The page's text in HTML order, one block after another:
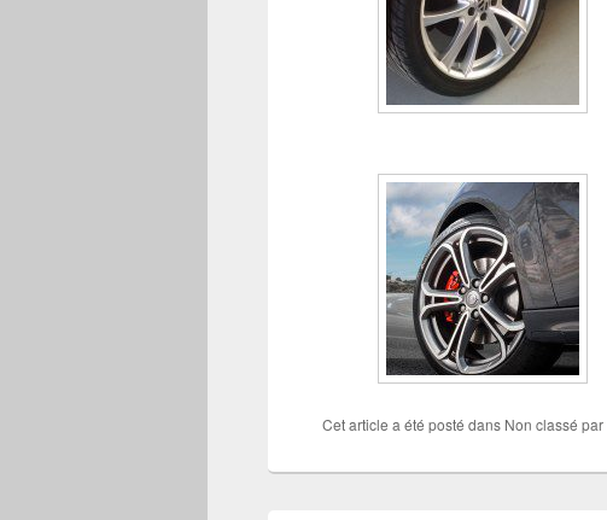
Cet article a été posté dans Non classé par